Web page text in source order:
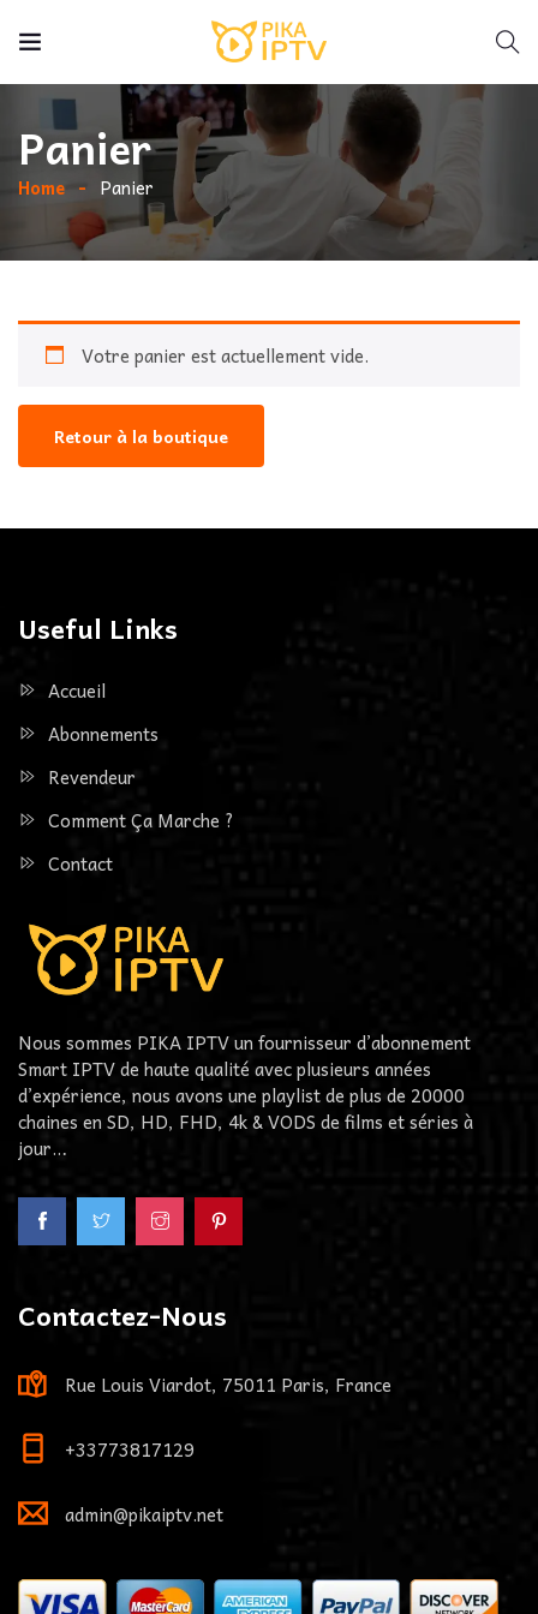
Panier
Home Panier
Votre panier est actuellement vide.
Retour à la boutique
Useful Links
Accueil
Abonnements
Revendeur
Comment Ça Marche ?
Contact
Nous sommes PIKA IPTV un fournisseur d’abonnement
Smart IPTV de haute qualité avec plusieurs années
d’expérience, nous avons une playlist de plus de 20000
chaines en SD, HD, FHD, 4k & VODS de films et séries à
jour…
Contactez-Nous
Rue Louis Viardot, 75011 Paris, France
+33773817129
admin@pikaiptv.net